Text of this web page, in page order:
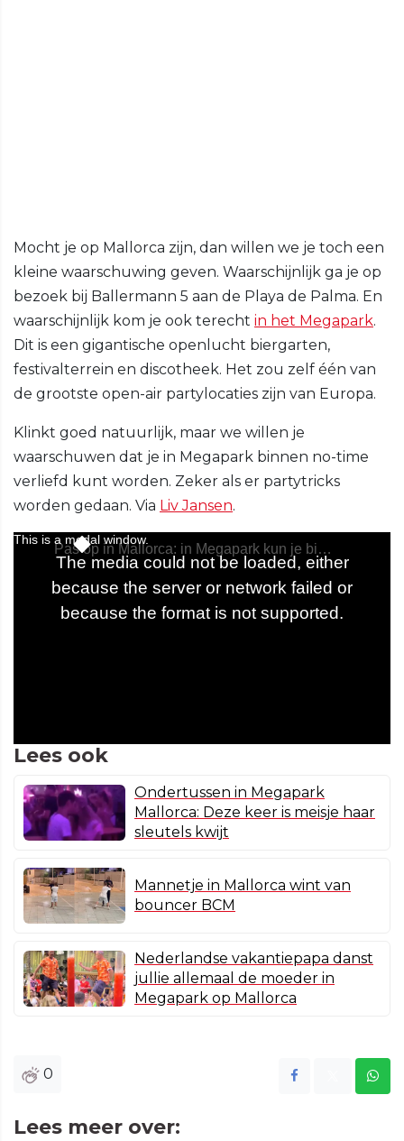
Mocht je op Mallorca zijn, dan willen we je toch een
kleine waarschuwing geven. Waarschijnlijk ga je op
bezoek bij Ballermann 5 aan de Playa de Palma. En
waarschijnlijk kom je ook terecht in het Megapark.
Dit is een gigantische openlucht biergarten,
festivalterrein en discotheek. Het zou zelf één van
de grootste open-air partylocaties zijn van Europa.
Klinkt goed natuurlijk, maar we willen je
waarschuwen dat je in Megapark binnen no-time
verliefd kunt worden. Zeker als er partytricks
worden gedaan. Via Liv Jansen.
Lees ook
Ondertussen in Megapark
Mallorca: Deze keer is meisje haar
sleutels kwijt
Mannetje in Mallorca wint van
bouncer BCM
Nederlandse vakantiepapa danst
jullie allemaal de moeder in
Megapark op Mallorca
0
Lees meer over: